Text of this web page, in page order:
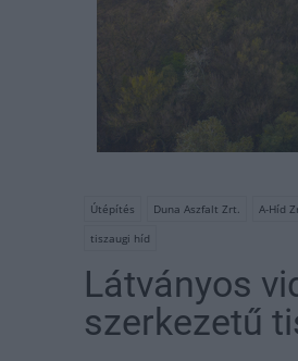
Útépítés Duna Aszfalt Zrt. A-Híd
tiszaugi híd
Látványos
szerkezetű